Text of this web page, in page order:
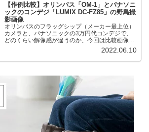
【作例比較】オリンパス「OM-1」とパナソニ
ックのコンデジ「LUMIX DC-FZ85」の野鳥撮
影画像
オリンパスのフラッグシップ（メーカー最上位）
カメラと、パナソニックの3万円代コンデジで、
どのくらい解像感が違うのか、今回は比較画像を
紹介します。私はコンデジを愛用しているのです
が、相棒がオリンパス「OM-1」を使い始めたと
ころ、同じ被写体で...
2022.06.10